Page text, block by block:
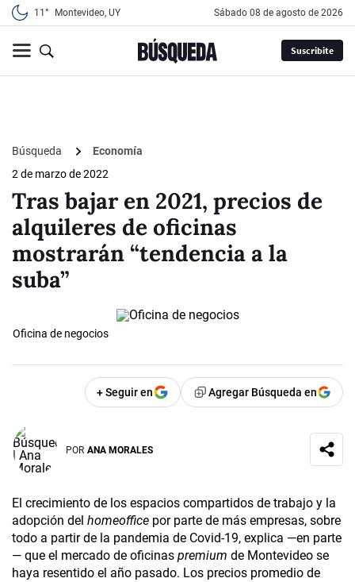
11° Montevideo, UY sábado 08 de agosto de 2026
Suscribite
Búsqueda
Economía
2 de marzo de 2022
Tras bajar en 2021, precios de
alquileres de oficinas
mostrarán “tendencia a la
suba”
Oficina de negocios
+ Seguir en Agregar Búsqueda en
POR ANA MORALES
El crecimiento de los espacios compartidos de trabajo y la
adopción del homeoffice por parte de más empresas, sobre
todo a partir de la pandemia de Covid-19, explica —en parte
— que el mercado de oficinas premium de Montevideo se
haya resentido el año pasado. Los precios promedio de